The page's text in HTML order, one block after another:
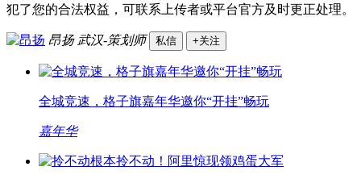
犯了您的合法权益，可联系上传者或平台官方及时更正处理。
昂扬 武汉-策划师 私信 +关注
全城竞速，格子旗嘉年华邀你“开挂”畅玩
嘉年华